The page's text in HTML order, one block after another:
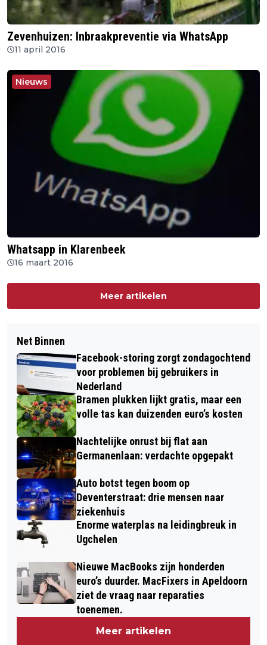
Zevenhuizen: Inbraakpreventie via WhatsApp
11 april 2016
Nieuws
Whatsapp in Klarenbeek
16 maart 2016
Meer artikelen
Net Binnen
Facebook-storing zorgt zondagochtend
voor problemen bij gebruikers in
Nederland
Bramen plukken lijkt gratis, maar een
volle tas kan duizenden euro’s kosten
Nachtelijke onrust bij flat aan
Germanenlaan: verdachte opgepakt
Auto botst tegen boom op
Deventerstraat: drie mensen naar
ziekenhuis
Enorme waterplas na leidingbreuk in
Ugchelen
Nieuwe MacBooks zijn honderden
euro’s duurder. MacFixers in Apeldoorn
ziet de vraag naar reparaties
toenemen.
Meer artikelen